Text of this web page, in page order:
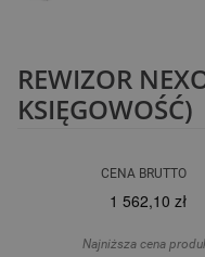
REWIZOR
KSIĘGOWOŚĆ)
CENA BRUTTO
1 562,10 zł
Najniższa cena